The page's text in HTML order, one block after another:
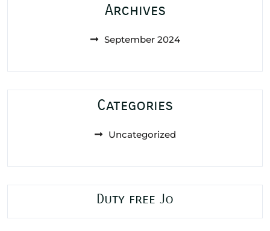
Archives
September 2024
Categories
Uncategorized
Duty free Jo